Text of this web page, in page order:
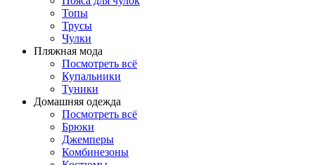
Топы
Трусы
Чулки
Пляжная мода
Посмотреть всё
Купальники
Туники
Домашняя одежда
Посмотреть всё
Брюки
Джемперы
Комбинезоны